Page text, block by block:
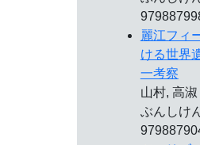
麗江フィ
ける世界
一考察
山村, 高淑
ぶんしけ